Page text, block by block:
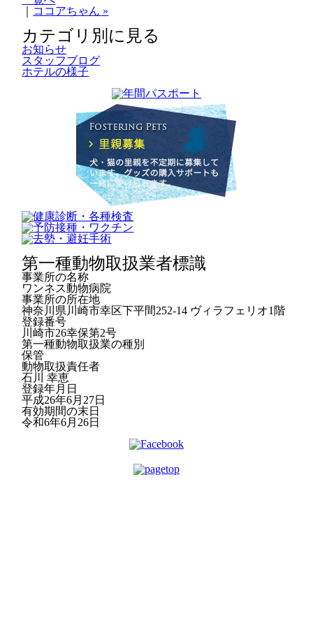
ココアちゃん »
カテゴリ別に見る
お知らせ
スタッフブログ
ホテルの様子
第一種動物取扱業者標識
事業所の名称
ワンネス動物病院
事業所の所在地
神奈川県川崎市幸区下平間252-14 ヴィラフェリオ1階
登録番号
川崎市26幸保第2号
第一種動物取扱業の種別
保管
動物取扱責任者
石川 幸恵
登録年月日
平成26年6月27日
有効期間の末日
令和6年6月26日